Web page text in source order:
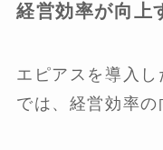
経営効率が向上
エピアスを導入
では、経営効率の